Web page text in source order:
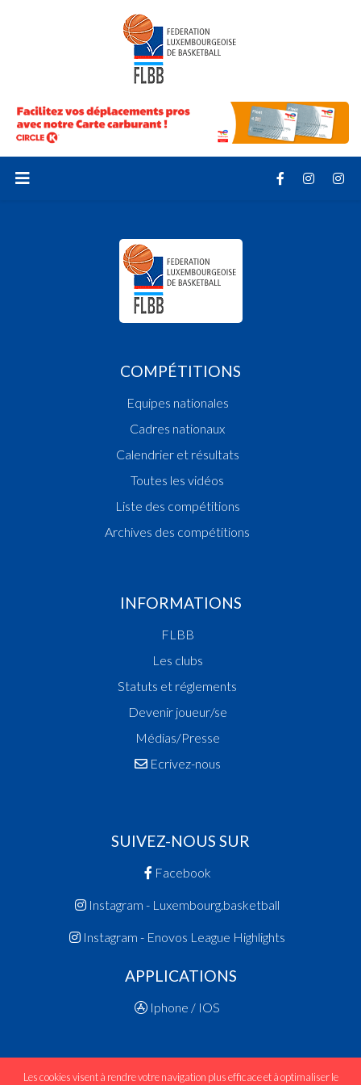
COMPÉTITIONS
Equipes nationales
Cadres nationaux
Calendrier et résultats
Toutes les vidéos
Liste des compétitions
Archives des compétitions
INFORMATIONS
FLBB
Les clubs
Statuts et réglements
Devenir joueur/se
Médias/Presse
Ecrivez-nous
SUIVEZ-NOUS SUR
Facebook
Instagram - Luxembourg.basketball
Instagram - Enovos League Highlights
APPLICATIONS
Iphone / IOS
Les cookies visent à rendre votre navigation plus efficace et à optimaliser le